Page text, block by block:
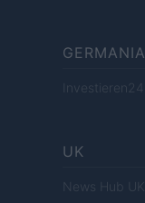
GERMANIA
Investieren24
UK
News Hub UK